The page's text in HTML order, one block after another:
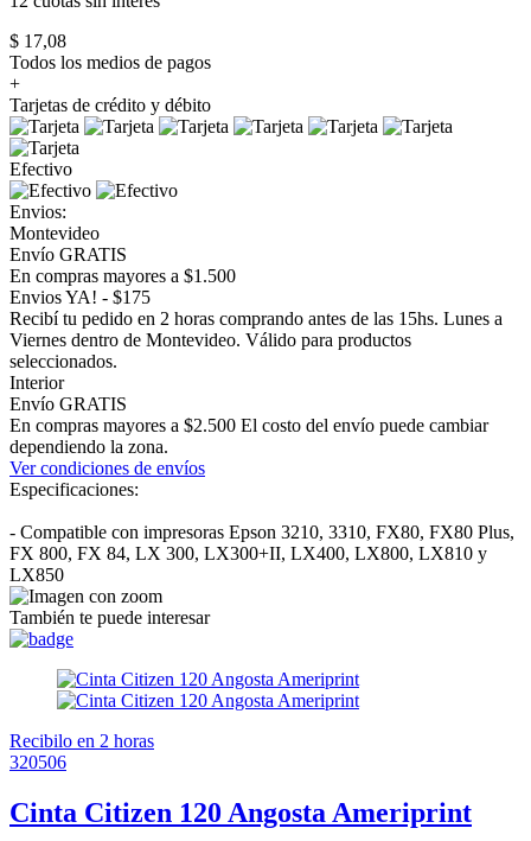
$ 17,08
Todos los medios de pagos
+
Tarjetas de crédito y débito
Efectivo
Envios:
Montevideo
Envío GRATIS
En compras mayores a $1.500
Envios YA! - $175
Recibí tu pedido en 2 horas comprando antes de las 15hs. Lunes a
Viernes dentro de Montevideo. Válido para productos
seleccionados.
Interior
Envío GRATIS
En compras mayores a $2.500 El costo del envío puede cambiar
dependiendo la zona.
Ver condiciones de envíos
Especificaciones:
- Compatible con impresoras Epson 3210, 3310, FX80, FX80 Plus,
FX 800, FX 84, LX 300, LX300+II, LX400, LX800, LX810 y
LX850
También te puede interesar
Recibilo en 2 horas
320506
Cinta Citizen 120 Angosta Ameriprint